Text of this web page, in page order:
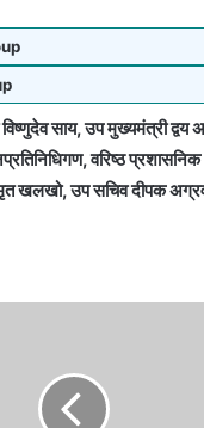
साय, उप मुख्यमंत्री द्वय
वरिष्ठ
खलखो, उप सचिव दीपक